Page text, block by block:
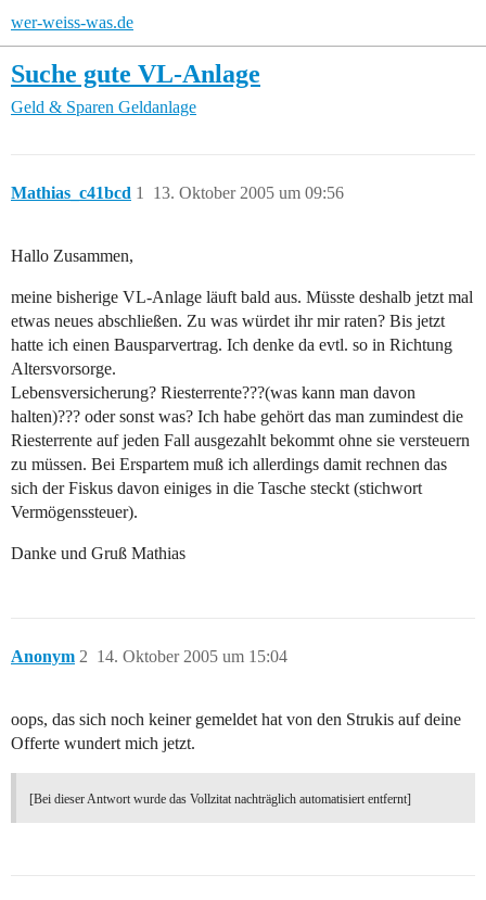
wer-weiss-was.de
Suche gute VL-Anlage
Geld & Sparen Geldanlage
Mathias_c41bcd 13. Oktober 2005 um 09:56
1
Hallo Zusammen,
meine bisherige VL-Anlage läuft bald aus. Müsste deshalb jetzt mal
etwas neues abschließen. Zu was würdet ihr mir raten? Bis jetzt
hatte ich einen Bausparvertrag. Ich denke da evtl. so in Richtung
Altersvorsorge.
Lebensversicherung? Riesterrente???(was kann man davon
halten)??? oder sonst was? Ich habe gehört das man zumindest die
Riesterrente auf jeden Fall ausgezahlt bekommt ohne sie versteuern
zu müssen. Bei Erspartem muß ich allerdings damit rechnen das
sich der Fiskus davon einiges in die Tasche steckt (stichwort
Vermögenssteuer).
Danke und Gruß Mathias
Anonym 14. Oktober 2005 um 15:04
2
oops, das sich noch keiner gemeldet hat von den Strukis auf deine
Offerte wundert mich jetzt.
[Bei dieser Antwort wurde das Vollzitat nachträglich automatisiert entfernt]